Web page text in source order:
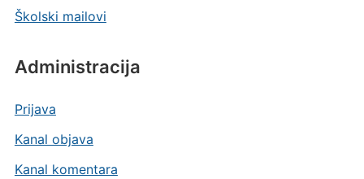
Školski mailovi
Administracija
Prijava
Kanal objava
Kanal komentara